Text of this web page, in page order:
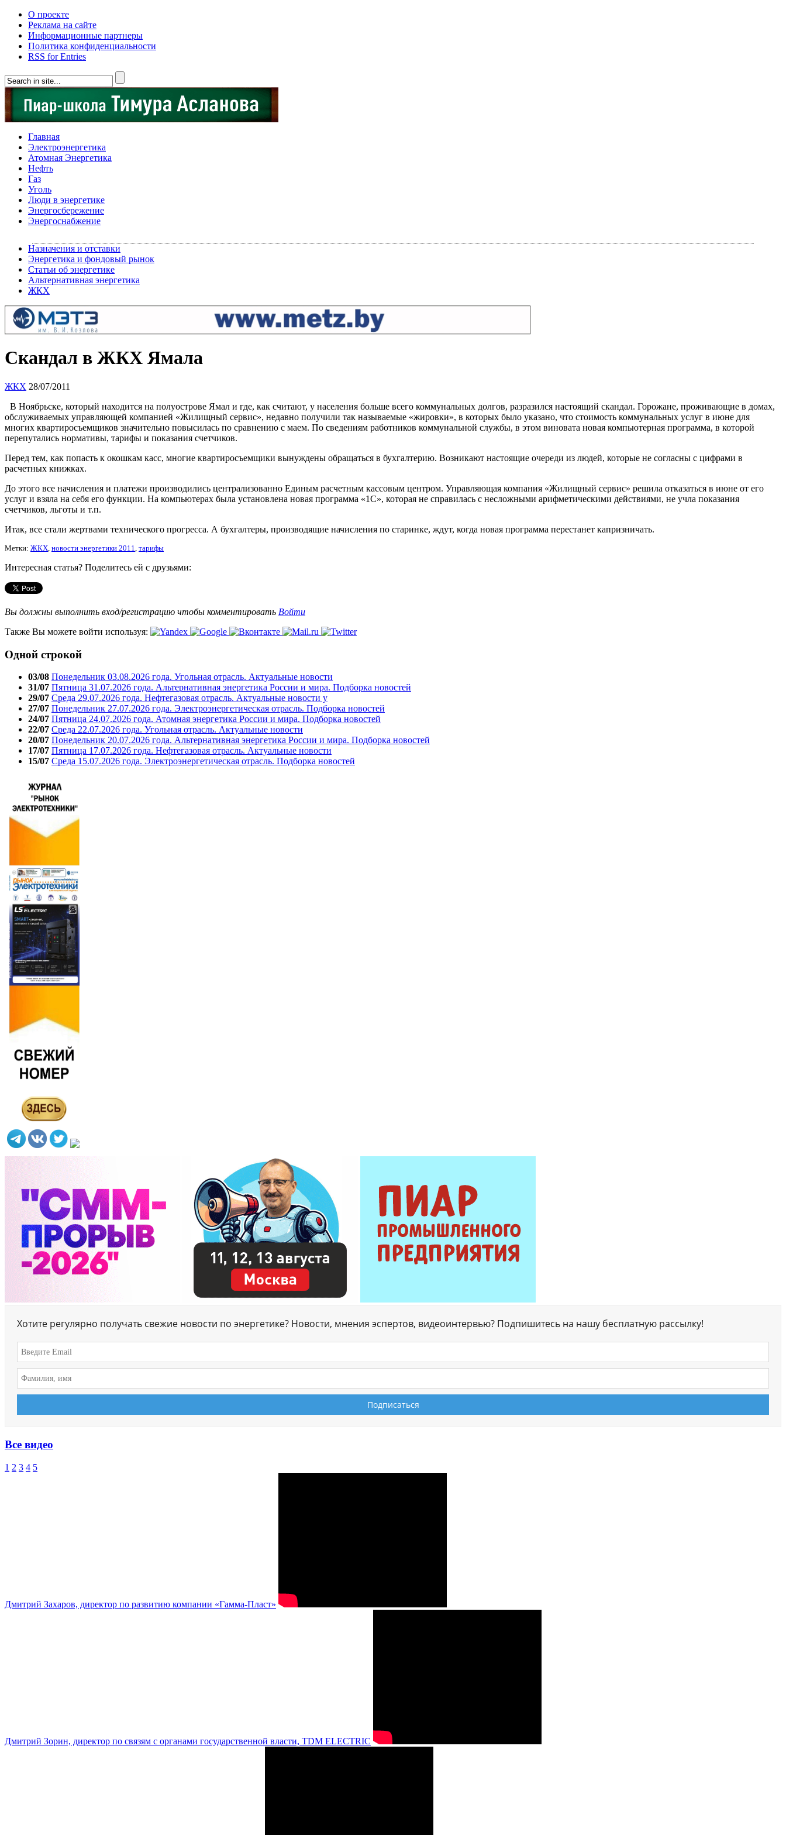
О проекте
Реклама на сайте
Информационные партнеры
Политика конфиденциальности
RSS for Entries
Главная
Электроэнергетика
Атомная Энергетика
Нефть
Газ
Уголь
Люди в энергетике
Энергосбережение
Энергоснабжение
Назначения и отставки
Энергетика и фондовый рынок
Статьи об энергетике
Альтернативная энергетика
ЖКХ
Скандал в ЖКХ Ямала
ЖКХ 28/07/2011
В Ноябрьске, который находится на полуострове Ямал и где, как считают, у населения больше всего коммунальных долгов, разразился настоящий скандал. Горожане, проживающие в домах,
обслуживаемых управляющей компанией «Жилищный сервис», недавно получили так называемые «жировки», в которых было указано, что стоимость коммунальных услуг в июне для
многих квартиросъемщиков значительно повысилась по сравнению с маем. По сведениям работников коммунальной службы, в этом виновата новая компьютерная программа, в которой
перепутались нормативы, тарифы и показания счетчиков.
Перед тем, как попасть к окошкам касс, многие квартиросъемщики вынуждены обращаться в бухгалтерию. Возникают настоящие очереди из людей, которые не согласны с цифрами в
расчетных книжках.
До этого все начисления и платежи производились централизованно Единым расчетным кассовым центром. Управляющая компания «Жилищный сервис» решила отказаться в июне от его
услуг и взяла на себя его функции. На компьютерах была установлена новая программа «1С», которая не справилась с несложными арифметическими действиями, не учла показания
счетчиков, льготы и т.п.
Итак, все стали жертвами технического прогресса. А бухгалтеры, производящие начисления по старинке, ждут, когда новая программа перестанет капризничать.
Метки: ЖКХ, новости энергетики 2011, тарифы
Интересная статья? Поделитесь ей с друзьями:
Вы должны выполнить вход/регистрацию чтобы комментировать Войти
Также Вы можете войти используя:
Одной строкой
03/08 Понедельник 03.08.2026 года. Угольная отрасль. Актуальные новости
31/07 Пятница 31.07.2026 года. Альтернативная энергетика России и мира. Подборка новостей
29/07 Среда 29.07.2026 года. Нефтегазовая отрасль. Актуальные новости у
27/07 Понедельник 27.07.2026 года. Электроэнергетическая отрасль. Подборка новостей
24/07 Пятница 24.07.2026 года. Атомная энергетика России и мира. Подборка новостей
22/07 Среда 22.07.2026 года. Угольная отрасль. Актуальные новости
20/07 Понедельник 20.07.2026 года. Альтернативная энергетика России и мира. Подборка новостей
17/07 Пятница 17.07.2026 года. Нефтегазовая отрасль. Актуальные новости
15/07 Среда 15.07.2026 года. Электроэнергетическая отрасль. Подборка новостей
Хотите регулярно получать свежие новости по энергетике? Новости, мнения эспертов, видеоинтервью? Подпишитесь на нашу бесплатную рассылку!
Все видео
1 2 3 4 5
Дмитрий Захаров, директор по развитию компании «Гамма-Пласт»
Дмитрий Зорин, директор по связям с органами государственной власти, TDM ELECTRIC